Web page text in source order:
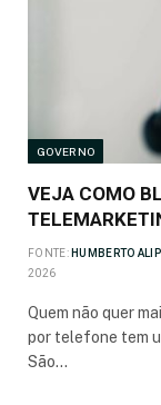
GOVERNO
VEJA COMO
FONTE: HUMBERTO
2026
Quem não quer
por telefone tem
São…